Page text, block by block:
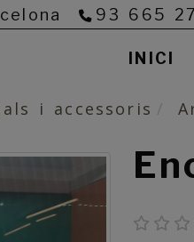
93 665
INICI
i accessoris